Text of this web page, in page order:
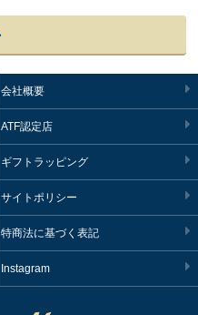
会社概要
ATF認定店
ギフトラッピング
サイトポリシー
特商法に基づく表記
Instagram